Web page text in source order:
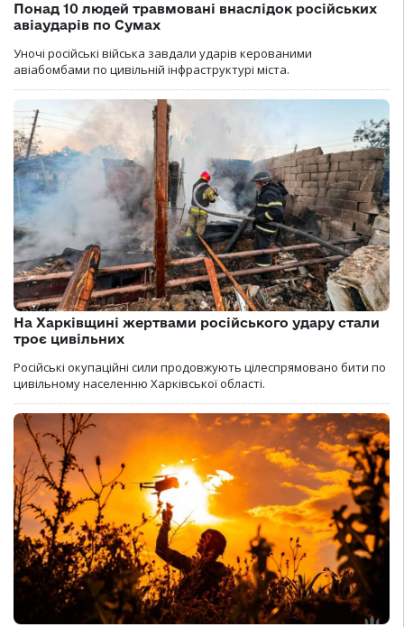
Понад 10 людей травмовані внаслідок російських
авіаударів по Сумах
Уночі російські війська завдали ударів керованими
авіабомбами по цивільній інфраструктурі міста.
На Харківщині жертвами російського удару стали
троє цивільних
Російські окупаційні сили продовжують цілеспрямовано бити по
цивільному населенню Харківської області.